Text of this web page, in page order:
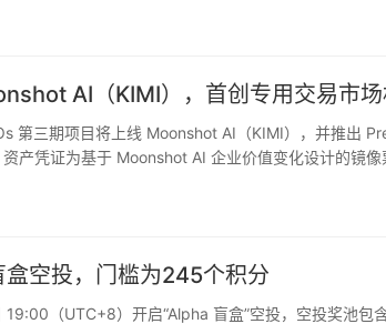
AI（KIMI），首创专用交易市场
第三期项目将上线 Moonshot AI（KIMI），并推出
产凭证为基于 Moonshot AI 企业价值变化设计的镜
空投，门槛为245个积分
（UTC+8）开启“Alpha 盲盒”空投，空投奖池包